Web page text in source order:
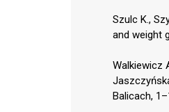
Szulc K.,
and weight
Walkiewicz
Balicach,